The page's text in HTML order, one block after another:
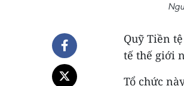
Quỹ Tiền
tế thế giới
Tổ chức